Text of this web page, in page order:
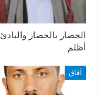
الحصار بالحصار والبادئ
أظلم
آفاق